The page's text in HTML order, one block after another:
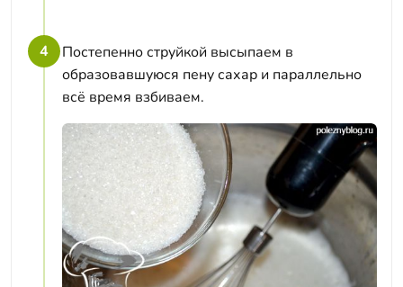
4
Постепенно струйкой высыпаем в
образовавшуюся пену сахар и параллельно
всё время взбиваем.